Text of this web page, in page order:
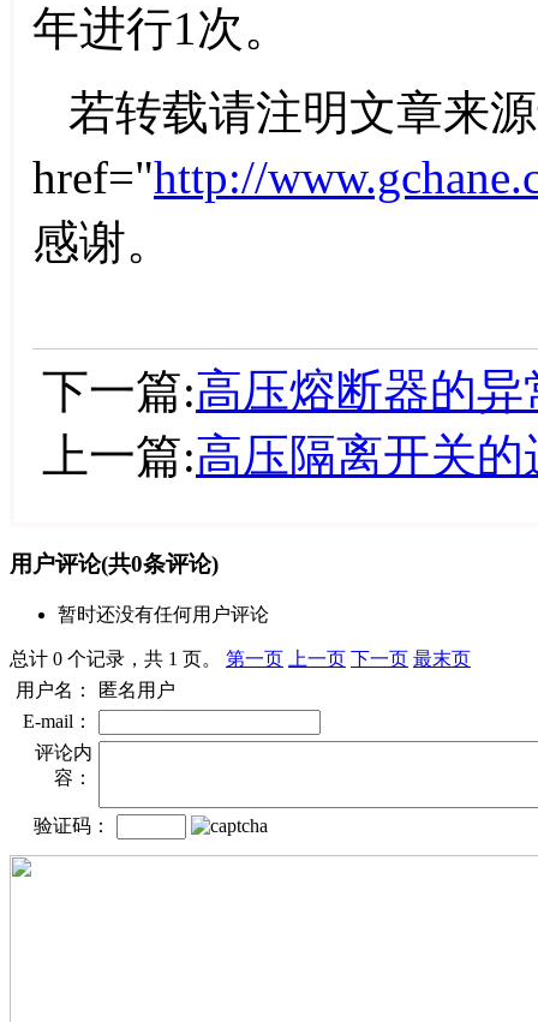
年进行1次。
若转载请注明文章来
href="http://
感谢。
下一篇:高压熔断器的
上一篇:高压隔离开关
用户评论(共0条评论)
暂时还没有任何用户评论
总计 0 个记录，共 1 页。 第一页 上一页 下一页 最末页
用户名：
匿名用户
E-mail：
评论内
容：
验证码：